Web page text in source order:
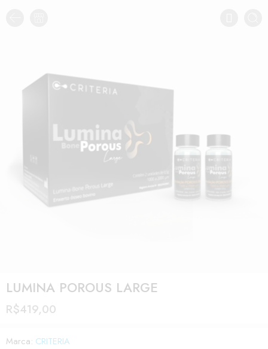
LUMINA POROUS LARGE
R$419,00
Marca: CRITERIA